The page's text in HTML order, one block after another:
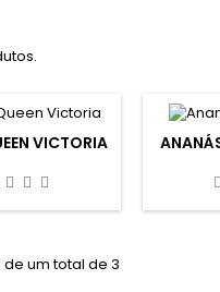
VICTORIA
de um total de 3